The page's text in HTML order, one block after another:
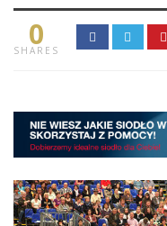
0
SHARES